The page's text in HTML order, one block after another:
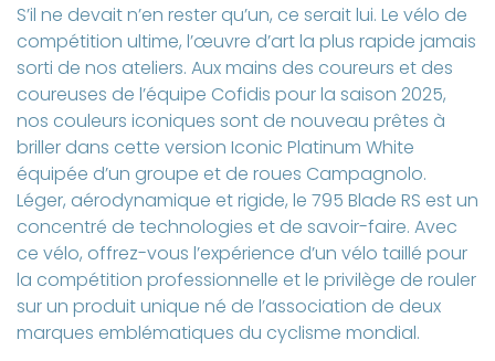
S’il ne devait n’en rester qu’un, ce serait lui. Le vélo de
compétition ultime, l’œuvre d’art la plus rapide jamais
sorti de nos ateliers. Aux mains des coureurs et des
coureuses de l’équipe Cofidis pour la saison 2025,
nos couleurs iconiques sont de nouveau prêtes à
briller dans cette version Iconic Platinum White
équipée d’un groupe et de roues Campagnolo.
Léger, aérodynamique et rigide, le 795 Blade RS est un
concentré de technologies et de savoir-faire. Avec
ce vélo, offrez-vous l’expérience d’un vélo taillé pour
la compétition professionnelle et le privilège de rouler
sur un produit unique né de l’association de deux
marques emblématiques du cyclisme mondial.